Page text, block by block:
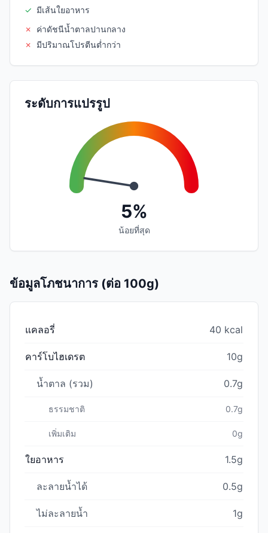
✓ มีเส้นใยอาหาร
✗
ค่าดัชนีน้ำตาลปานกลาง
✗
มีปริมาณโปรตีนต่ำกว่า
ระดับการแปรรูป
5%
น้อยที่สุด
ข้อมูลโภชนาการ (ต่อ 100g)
แคลอรี่ 40 kcal
คาร์โบไฮเดรต 10g
น้ำตาล (รวม) 0.7g
ธรรมชาติ 0.7g
เพิ่มเติม 0g
ใยอาหาร 1.5g
ละลายน้ำได้ 0.5g
ไม่ละลายน้ำ 1g